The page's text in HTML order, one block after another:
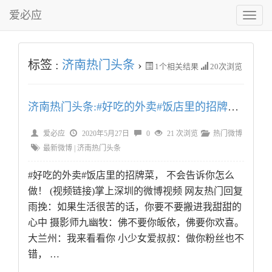
切
换
菜
爱必应
标签 : 济南热门头条 › 1个相关结果 20次浏览
济南热门头条:#好吃的外卖#饭店里的招牌菜，
爱必应 2020年5月27日 0 21 次浏览
热门微博
最新微博 济南热门头条
#好吃的外卖#饭店里的招牌菜， 不会告诉你怎么
做！ (视频链接)掌上深圳的微博视频 网友热门回复
雨挽：如果生活很苦的话，你要不要搬进我甜甜的
心中 摄影师九幽牧：佛不要你皈依，佛要你欢喜。
大兰州：我来看看你 小少女爱叔叔：做你粉丝也不
错， …